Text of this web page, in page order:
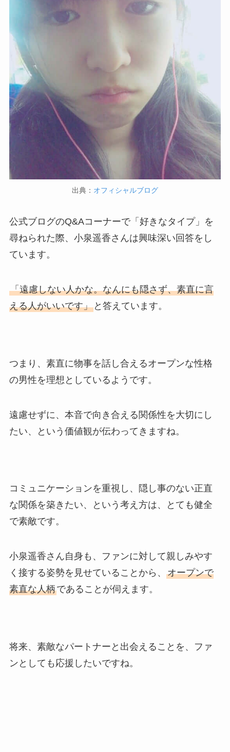
出典： オフィシャルブログ
公式ブログのQ&Aコーナーで「好きなタイプ」を
尋ねられた際、小泉遥香さんは興味深い回答をし
ています。
「遠慮しない人かな。なんにも隠さず、素直に言
える人がいいです」と答えています。
つまり、素直に物事を話し合えるオープンな性格
の男性を理想としているようです。
遠慮せずに、本音で向き合える関係性を大切にし
たい、という価値観が伝わってきますね。
コミュニケーションを重視し、隠し事のない正直
な関係を築きたい、という考え方は、とても健全
で素敵です。
小泉遥香さん自身も、ファンに対して親しみやす
く接する姿勢を見せていることから、 オープンで
素直な人柄であることが伺えます。
将来、素敵なパートナーと出会えることを、ファ
ンとしても応援したいですね。